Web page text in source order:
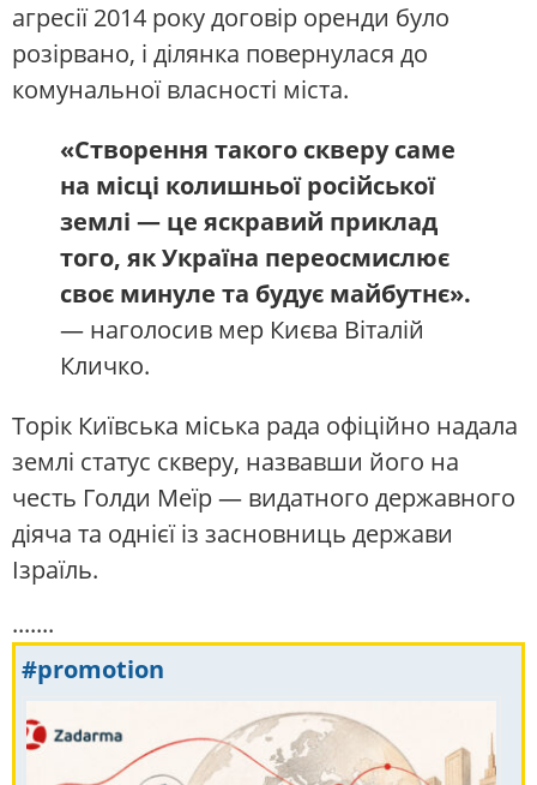
агресії 2014 року договір оренди було
розірвано, і ділянка повернулася до
комунальної власності міста.
«Створення такого скверу саме
на місці колишньої російської
землі — це яскравий приклад
того, як Україна переосмислює
своє минуле та будує майбутнє».
— наголосив мер Києва Віталій
Кличко.
Торік Київська міська рада офіційно надала
землі статус скверу, назвавши його на
честь Голди Меїр — видатного державного
діяча та однієї із засновниць держави
Ізраїль.
.......
#promotion